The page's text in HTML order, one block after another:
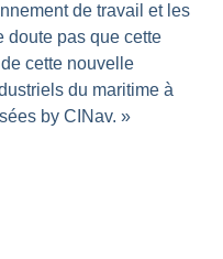
de travail et les
doute pas que cette
cette nouvelle
du maritime à
by CINav. »